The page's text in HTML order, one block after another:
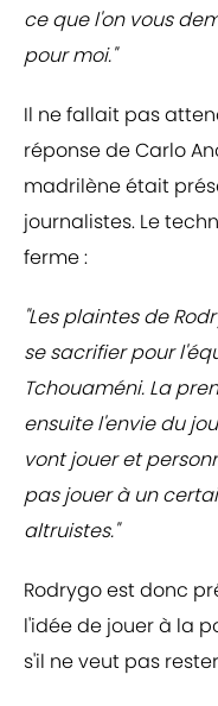
ce que l'on vous
pour moi."
Il ne fallait pas
réponse de Carlo
madrilène était
journalistes. Le
ferme :
"Les plaintes de
se sacrifier pour
Tchouaméni. La
ensuite l'envie du
vont jouer et
pas jouer à un
altruistes."
Rodrygo est donc
l'idée de jouer à la
s'il ne veut pas